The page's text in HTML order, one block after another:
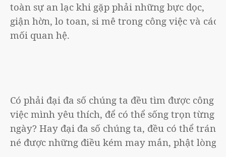
toàn sự an lạc khi gặp phải những bực dọc,
giận hờn, lo toan, si mê trong công việc và các
mối quan hệ.
Có phải đại đa số chúng ta đều tìm được công
việc mình yêu thích, để có thể sống trọn từng
ngày? Hay đại đa số chúng ta, đều có thể tránh
né được những điều kém may mắn, phật lòng?